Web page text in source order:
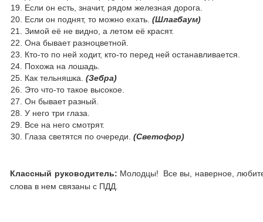
Если он есть, значит, рядом железная дорога.
Если он поднят, то можно ехать.(Шлагбаум)
Зимой её не видно, а летом её красят.
Она бывает разноцветной.
Кто-то по ней ходит, кто-то перед ней останавливается.
Похожа на лошадь.
Как тельняшка.(Зебра)
Это что-то такое высокое.
Он бывает разный.
У него три глаза.
Все на него смотрят.
Глаза светятся по очереди.(Светофор)
Классный руководитель: Молодцы! Все вы, наверное,
слова в нем связаны с ПДД.